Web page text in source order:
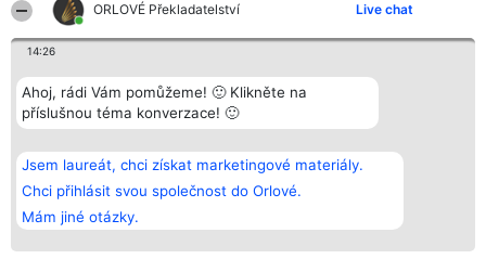
ORLOVÉ Překladatelství Live chat
14:26
Ahoj, rádi Vám pomůžeme! 🙂 Klikněte na
příslušnou téma konverzace! 🙂
Jsem laureát, chci získat marketingové materiály.
Chci přihlásit svou společnost do Orlové.
Mám jiné otázky.
Bright Side Solutions sp. z o.
o. sp. k.
ul. Ruska 22
Wrocław 50-079
KRS 0000749100 | Regon
381313360 | NIP 8943132676
Vítězové
Seznam všech
laureátů
Zásady
Zásady
Kontakt